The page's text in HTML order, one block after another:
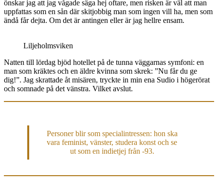
önskar jag att jag vågade säga hej oftare, men risken är väl att man
uppfattas som en sån där skitjobbig man som ingen vill ha, men som
ändå får dejta. Om det är antingen eller är jag hellre ensam.
Liljeholmsviken
Natten till lördag bjöd hotellet på de tunna väggarnas symfoni: en
man som kräktes och en äldre kvinna som skrek: ”Nu får du ge
dig!”. Jag skrattade åt misären, tryckte in min ena Sudio i högerörat
och somnade på det vänstra. Vilket avslut.
Personer blir som special­intressen: hon ska
vara feminist, vänster, studera konst och se
ut som en indietjej från -93.